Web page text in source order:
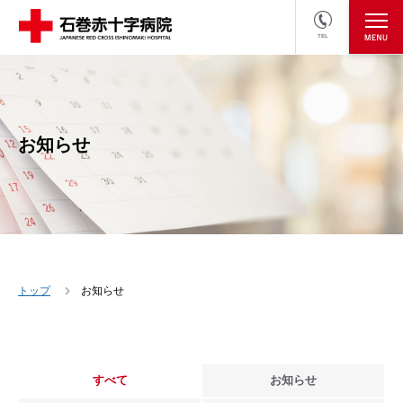
TEL
医療関係者の方
お知らせ
トップ お知らせ
すべて お知らせ